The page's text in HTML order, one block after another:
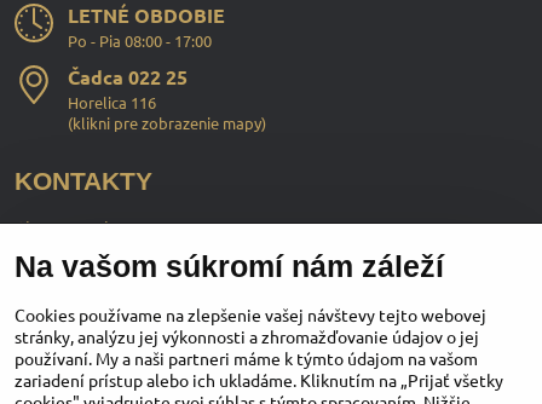
LETNÉ OBDOBIE
Po - Pia 08:00 - 17:00
Čadca 022 25
Horelica 116
(klikni pre zobrazenie mapy)
KONTAKTY
ChopperStyle s.r.o.
Ing. Martin Murčo
+421 911 364 555
obchod​@chopperstyle​.sk
Na vašom súkromí nám záleží
Cookies používame na zlepšenie vašej návštevy tejto webovej
stránky, analýzu jej výkonnosti a zhromažďovanie údajov o jej
používaní. My a naši partneri máme k týmto údajom na vašom
zariadení prístup alebo ich ukladáme. Kliknutím na „Prijať všetky